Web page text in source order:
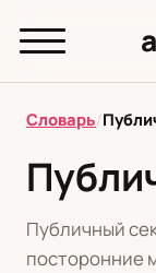
Л
М Н
Словарь/
Публичный
посторонние